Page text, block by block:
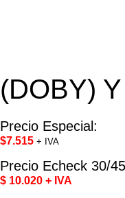
(DOBY)
Precio Especial:
$7.515 + IVA
Precio Echeck 30/
$ 10.020 + IVA